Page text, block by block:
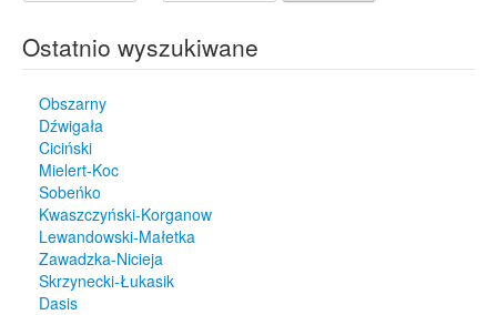
Ostatnio wyszukiwane
Obszarny
Dźwigała
Ciciński
Mielert-Koc
Sobeńko
Kwaszczyński-Korganow
Lewandowski-Małetka
Zawadzka-Nicieja
Skrzynecki-Łukasik
Dasis